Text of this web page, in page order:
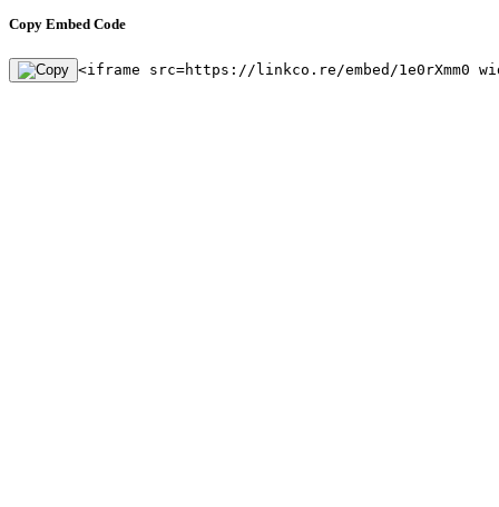
Copy Embed Code
<iframe src=https://linkco.re/embed/1e0rXmm0